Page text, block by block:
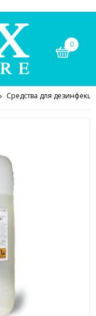
0
Средства для